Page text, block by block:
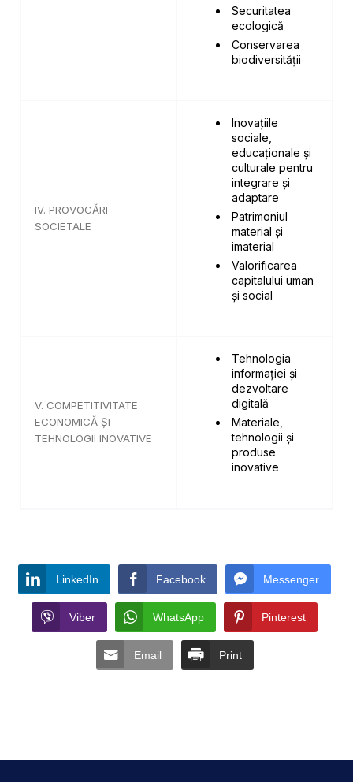
Securitatea
ecologică
Conservarea
biodiversității
IV. PROVOCĂRI
SOCIETALE
Inovațiile
sociale,
educaționale și
culturale pentru
integrare și
adaptare
Patrimoniul
material și
imaterial
Valorificarea
capitalului uman
și social
V. COMPETITIVITATE
ECONOMICĂ ȘI
TEHNOLOGII INOVATIVE
Tehnologia
informației și
dezvoltare
digitală
Materiale,
tehnologii și
produse
inovative
LinkedIn Facebook Messenger
Viber WhatsApp Pinterest
Email Print